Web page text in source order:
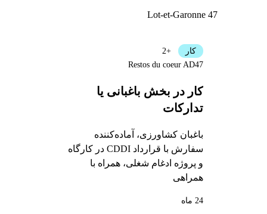
Lot-et-Garonne 47
کار در بخش باغبانی یا
تدارکات
باغبان کشاورزی، آماده‌کننده
سفارش با قرارداد CDDI در کارگاه
و پروژه ادغام شغلی، همراه با
همراهی
کار
+2
Restos du coeur AD47
24 ماه